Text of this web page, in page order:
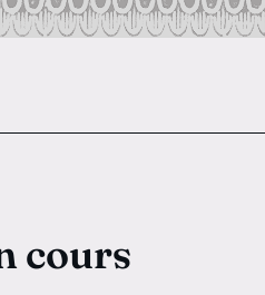
cours